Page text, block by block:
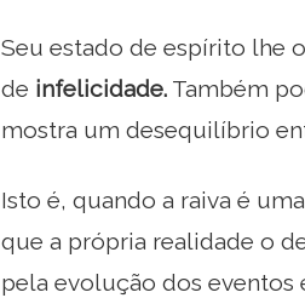
Seu estado de espírito lhe
de infelicidade. Também
mostra um desequilíbrio
Isto é, quando a raiva é
que a própria realidade o
pela evolução dos eventos